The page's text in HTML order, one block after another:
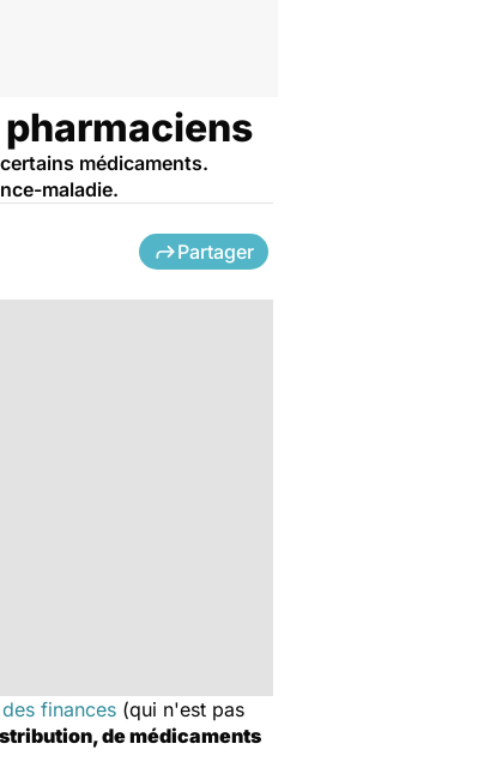
médicaments.
maladie.
Partager
finances (qui n'est pas
de médicaments